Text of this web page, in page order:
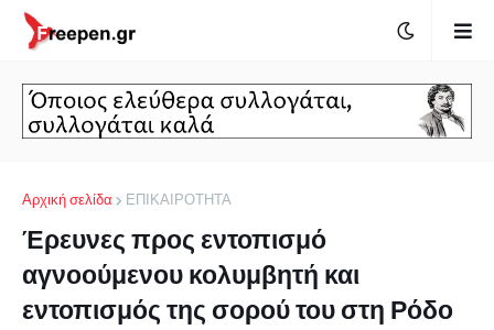
Αρχική σελίδα ΕΠΙΚΑΙΡΟΤΗΤΑ
Έρευνες προς εντοπισμό
αγνοούμενου κολυμβητή και
εντοπισμός της σορού του στη Ρόδο